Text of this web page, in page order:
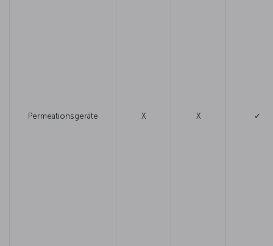
Permeationsgeräte X X ✓